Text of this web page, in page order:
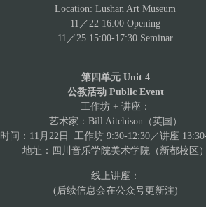
Location: Lushan Art Museum
11／22 16:00 Opening
11／25 15:00-17:30 Seminar
第四单元 Unit 4
公教活动 Public Event
工作坊 + 讲座：
艺术家：Bill Aitchison（英国）
时间：11月22日 工作坊 9:30-12:30／讲座
地址：四川音乐学院美术学院（新都校区
线上讲座：
(后续信息会在公众号更新注)